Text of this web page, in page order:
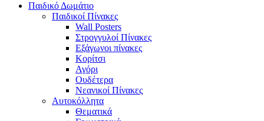
Παιδικό Δωμάτιο
Παιδικοί Πίνακες
Wall Posters
Στρογγυλοί Πίνακες
Εξάγωνοι πίνακες
Κορίτσι
Αγόρι
Ουδέτερα
Νεανικοί Πίνακες
Αυτοκόλλητα
Θεματικά